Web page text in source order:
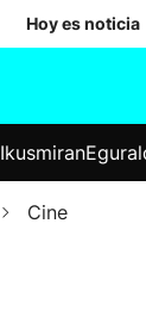
Hoy es noticia
Ikusmiran
Cine